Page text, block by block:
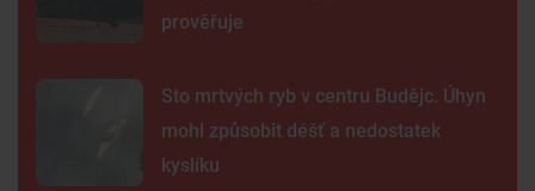
prověřuje
Sto mrtvých ryb v centru Budějc. Úhyn
mohl způsobit déšť a nedostatek
kyslíku